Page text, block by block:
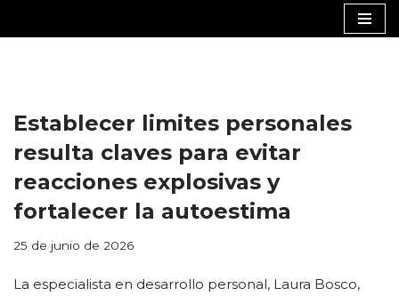
Establecer limites personales
resulta claves para evitar
reacciones explosivas y
fortalecer la autoestima
25 de junio de 2026
La especialista en desarrollo personal, Laura Bosco,